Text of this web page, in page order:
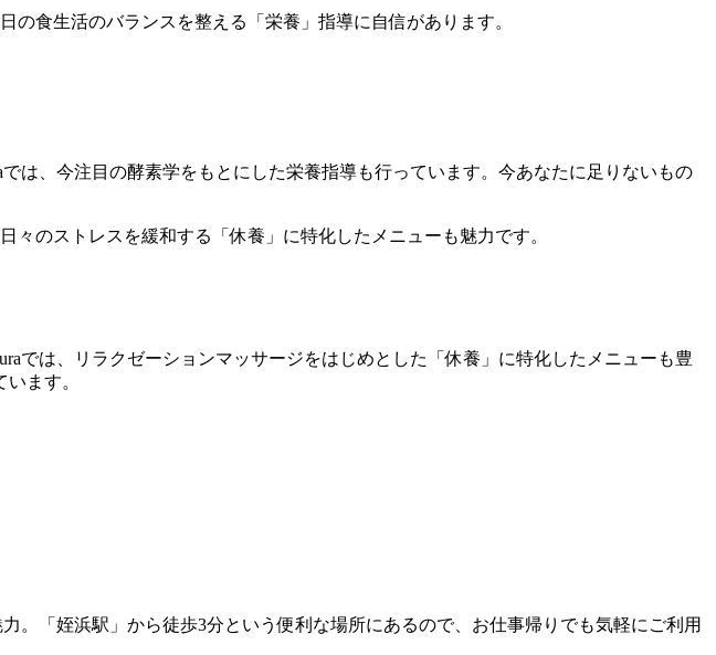
は、今注目の酵素学をもとにした栄養指導も行っています。今あなたに足りないもの
では、リラクゼーションマッサージをはじめとした「休養」に特化したメニューも豊
ます。
。「姪浜駅」から徒歩3分という便利な場所にあるので、お仕事帰りでも気軽にご利用